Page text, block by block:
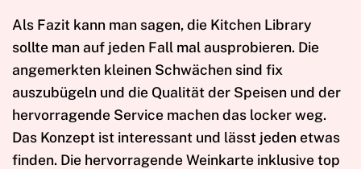
Als Fazit kann man sagen, die Kitchen Library
sollte man auf jeden Fall mal ausprobieren. Die
angemerkten kleinen Schwächen sind fix
auszubügeln und die Qualität der Speisen und der
hervorragende Service machen das locker weg.
Das Konzept ist interessant und lässt jeden etwas
finden. Die hervorragende Weinkarte inklusive top